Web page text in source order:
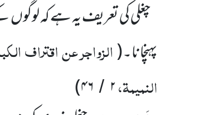
چغلی کی تعریف یہ ہے کہ لوگوں
پہنچانا۔(الزواجر عن اقتراف
النمیمۃ،۲ / ۴۶)